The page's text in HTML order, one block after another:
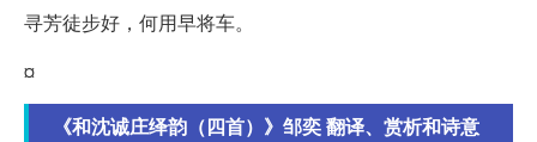
寻芳徒步好，何用早将车。
¤
《和沈诚庄绎韵（四首）》邹奕 翻译、赏析和诗意